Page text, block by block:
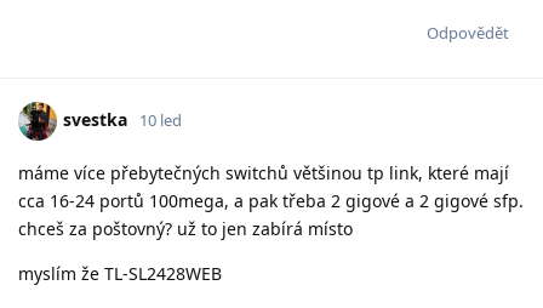
Odpovědět
svestka 10 led
máme více přebytečných switchů většinou tp link, které mají
cca 16-24 portů 100mega, a pak třeba 2 gigové a 2 gigové sfp.
chceš za poštovný? už to jen zabírá místo
myslím že TL-SL2428WEB